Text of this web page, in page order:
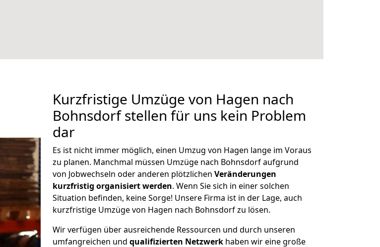
Kurzfristige Umzüge von Hagen nach
Bohnsdorf stellen für uns kein Problem
dar
Es ist nicht immer möglich, einen Umzug von Hagen lange im Voraus
zu planen. Manchmal müssen Umzüge nach Bohnsdorf aufgrund
von Jobwechseln oder anderen plötzlichen Veränderungen
kurzfristig organisiert werden. Wenn Sie sich in einer solchen
Situation befinden, keine Sorge! Unsere Firma ist in der Lage, auch
kurzfristige Umzüge von Hagen nach Bohnsdorf zu lösen.
Wir verfügen über ausreichende Ressourcen und durch unseren
umfangreichen und qualifizierten Netzwerk haben wir eine große